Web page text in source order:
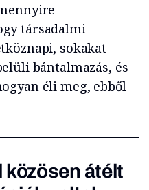
társadalmi
sokakat
bántalmazás, és
éli meg, ebből
közösen átélt